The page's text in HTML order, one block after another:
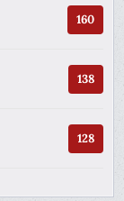
160
138
128